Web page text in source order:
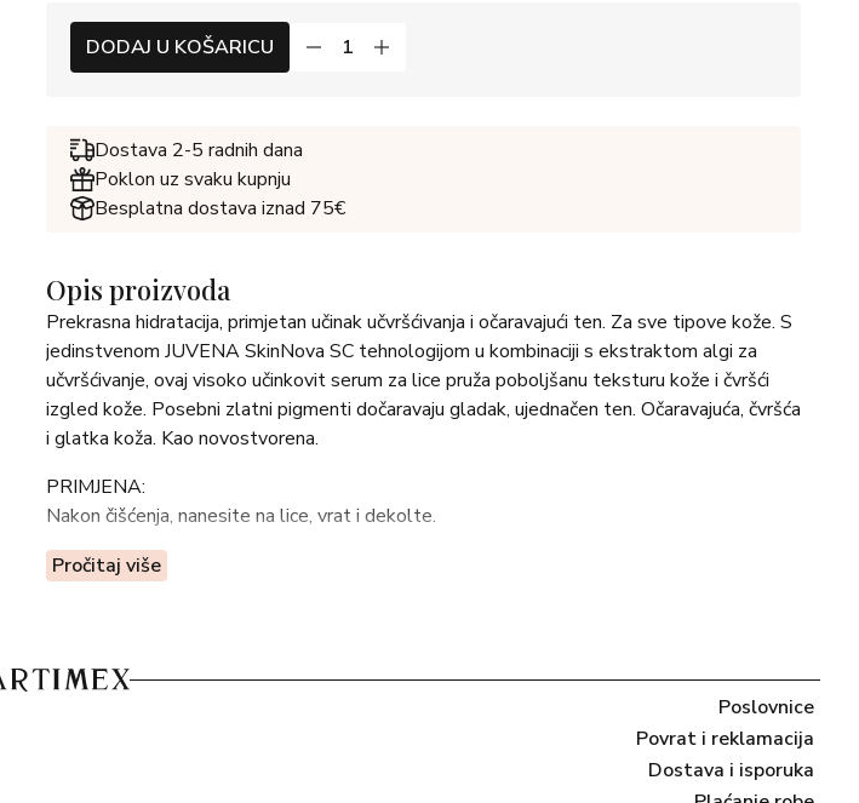
DODAJ U KOŠARICU
Dostava 2-5 radnih dana
Poklon uz svaku kupnju
Besplatna dostava iznad 75€
Opis proizvoda
Prekrasna hidratacija, primjetan učinak učvršćivanja i očaravajući ten. Za sve tipove kože. S
jedinstvenom JUVENA SkinNova SC tehnologijom u kombinaciji s ekstraktom algi za
učvršćivanje, ovaj visoko učinkovit serum za lice pruža poboljšanu teksturu kože i čvršći
izgled kože. Posebni zlatni pigmenti dočaravaju gladak, ujednačen ten. Očaravajuća, čvršća
i glatka koža. Kao novostvorena.
PRIMJENA:
Nakon čišćenja, nanesite na lice, vrat i dekolte.
SASTOJCI:
CALCIUM PANTOTHENATE, FOLIC ACID, GLUCOSE, GLYCINE, HISTIDINE, LYSINE
THREONINE, TRYPTOPHAN, POTASSIUM CHLORIDE, SODIUM CHLORIDE,
MAGNESIUM SULFATE, CALCIUM CHLORIDE, SODIUM PHOSPHATE,
CHITOSAN, HYDROGENATED PHOSPHATIDYLCHOLINE, PULLULAN, 1,2-
Pročitaj više
Poslovnice
Povrat i reklamacija
Dostava i isporuka